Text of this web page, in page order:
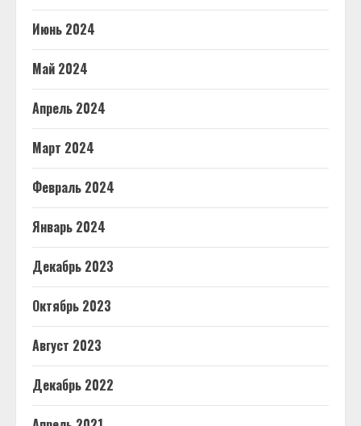
Июнь 2024
Май 2024
Апрель 2024
Март 2024
Февраль 2024
Январь 2024
Декабрь 2023
Октябрь 2023
Август 2023
Декабрь 2022